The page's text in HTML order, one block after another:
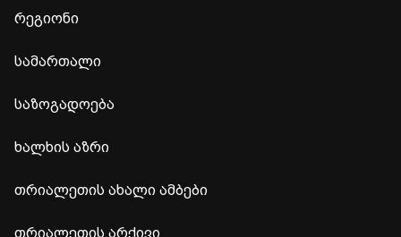
რეგიონი
სამართალი
საზოგადოება
ხალხის აზრი
თრიალეთის ახალი ამბები
თრიალეთის არქივი